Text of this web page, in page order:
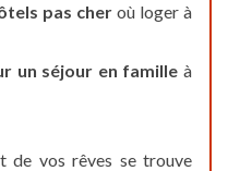
pas cher où loger à
un séjour en famille à
de vos rêves se trouve